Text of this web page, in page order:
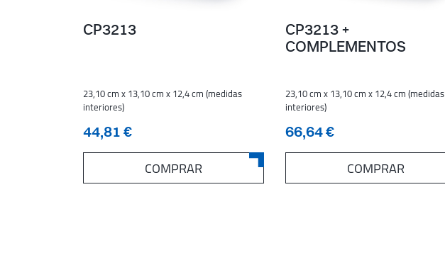
CP3213
23,10 cm x 13,10 cm x 12,4 cm (medidas
interiores)
44,81 €
COMPRAR
CP3213 +
COMPLEMENTOS
23,10 cm x 13,10 cm x 12,4 cm (medidas
interiores)
66,64 €
COMPRAR